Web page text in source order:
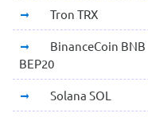
Tron TRX
BinanceCoin BNB
BEP20
Solana SOL